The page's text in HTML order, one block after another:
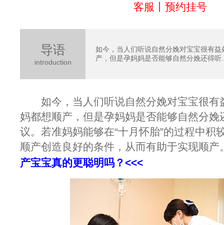
客服丨预约挂号
导语
introduction
如今，当人们听说自然分娩对宝宝很有
产，但是孕妈妈是否能够自然分娩还得听
如今，当人们听说自然分娩对宝宝很有
妈都想顺产，但是孕妈妈是否能够自然分娩
议。若准妈妈能够在“十月怀胎”的过程中积
顺产创造良好的条件，从而有助于实现顺产
产宝宝真的更聪明吗？<<<